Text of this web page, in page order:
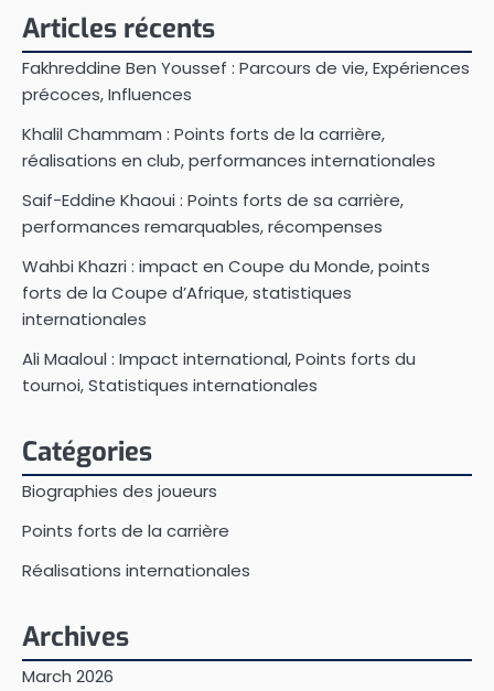
Articles récents
Fakhreddine Ben Youssef : Parcours de vie, Expériences
précoces, Influences
Khalil Chammam : Points forts de la carrière,
réalisations en club, performances internationales
Saif-Eddine Khaoui : Points forts de sa carrière,
performances remarquables, récompenses
Wahbi Khazri : impact en Coupe du Monde, points
forts de la Coupe d’Afrique, statistiques
internationales
Ali Maaloul : Impact international, Points forts du
tournoi, Statistiques internationales
Catégories
Biographies des joueurs
Points forts de la carrière
Réalisations internationales
Archives
March 2026